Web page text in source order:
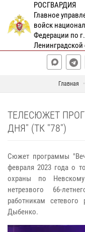
РОСГВАРДИЯ
Главное
войск
Федерации по
Ленинградской
Главная
ТЕЛЕСЮЖЕТ
ДНЯ" (ТК "78")
Сюжет программы
февраля 2023 года о
охраны по Невскому
нетрезвого 66-
работникам
Дыбенко.